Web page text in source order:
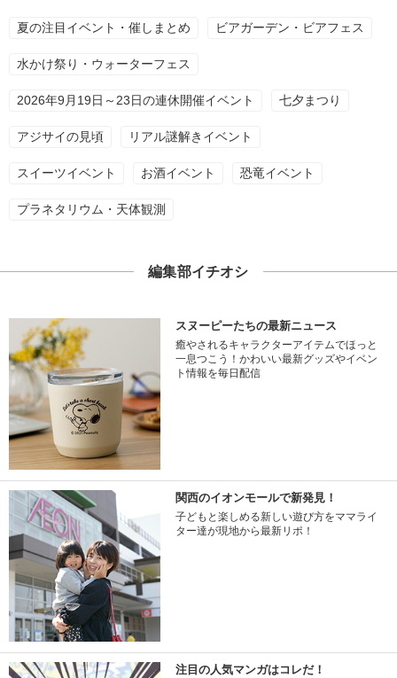
夏の注目イベント・催しまとめ ビアガーデン・ビアフェス
水かけ祭り・ウォーターフェス
2026年9月19日～23日の連休開催イベント 七夕まつり
アジサイの見頃 リアル謎解きイベント
スイーツイベント お酒イベント 恐竜イベント
プラネタリウム・天体観測
編集部イチオシ
スヌーピーたちの最新ニュース
癒やされるキャラクターアイテムでほっと
一息つこう！かわいい最新グッズやイベン
ト情報を毎日配信
関西のイオンモールで新発見！
子どもと楽しめる新しい遊び方をママライ
ター達が現地から最新リポ！
注目の人気マンガはコレだ！